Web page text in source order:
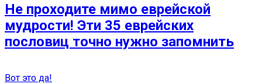
Не проходите мимо еврейской
мудрости! Эти 35 еврейских
пословиц точно нужно запомнить
Вот это да!